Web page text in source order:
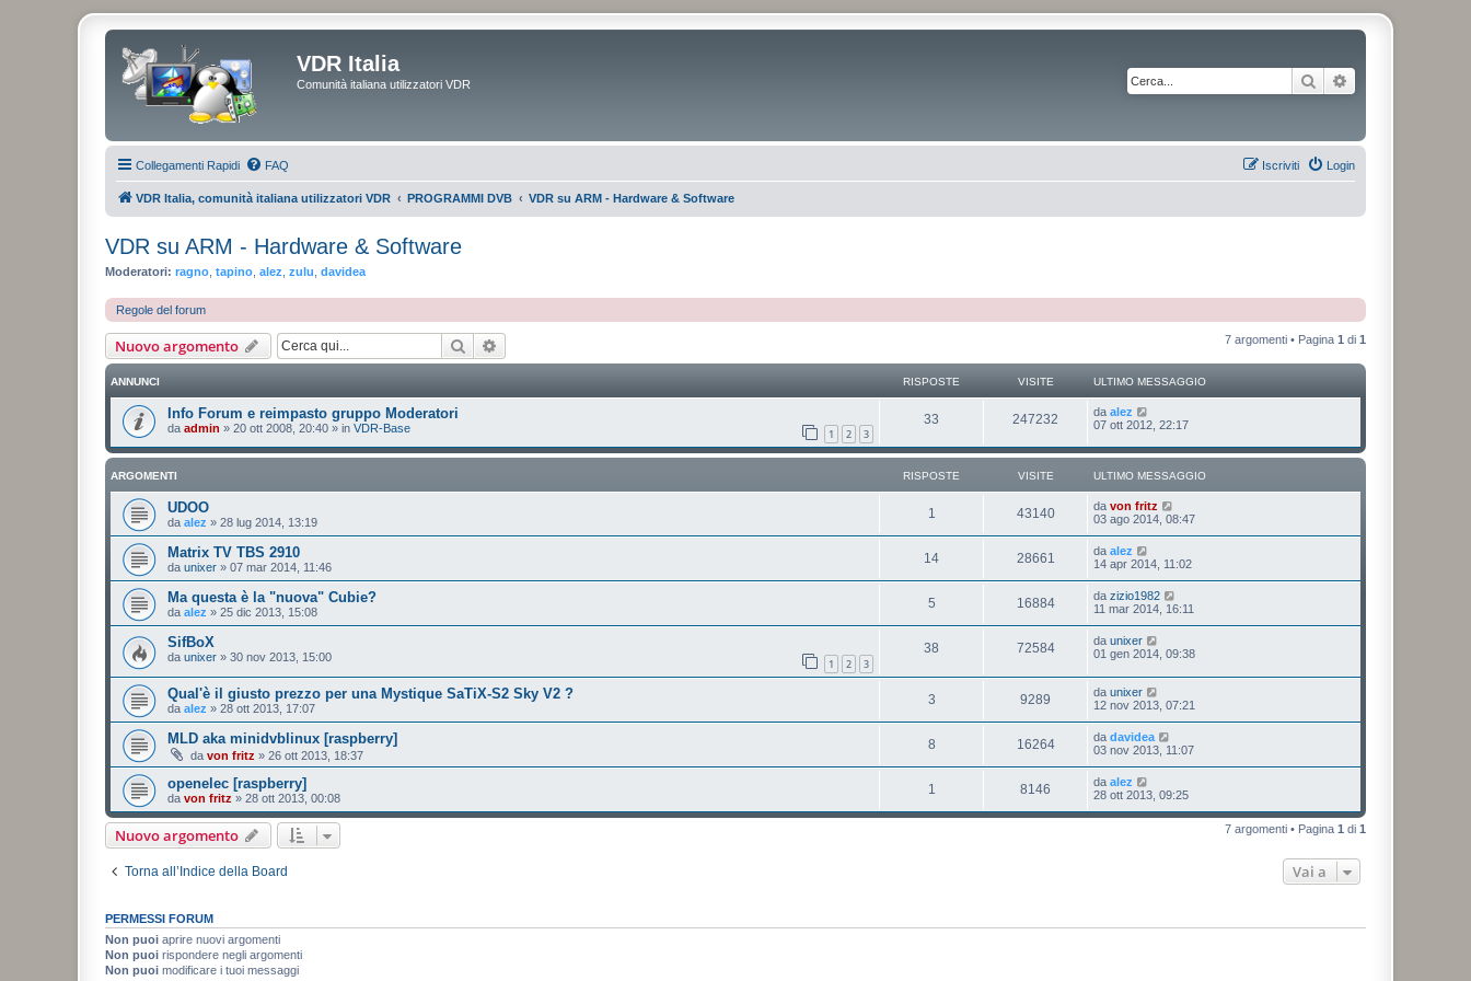
VDR Italia
Comunità italiana utilizzatori VDR Cerca
Collegamenti Rapidi FAQ Login
Iscriviti
VDR Italia, comunità italiana utilizzatori VDR PROGRAMMI DVB VDR su ARM - Hardware & Software
VDR su ARM - Hardware & Software
Moderatori: ragno tapino alez zulu davidea
Regole del forum
Nuovo argomento Cerca 7 argomenti • Pagina 1 di 1
ANNUNCI RISPOSTE VISITE ULTIMO MESSAGGIO
Info Forum e reimpasto gruppo Moderatori
da admin » 20 ott 2008, 20:40 » in VDR-Base 1 2 3
33 247232 da alez
07 ott 2012, 22:17
ARGOMENTI RISPOSTE VISITE ULTIMO MESSAGGIO
UDOO
da alez » 28 lug 2014, 13:19
1 43140 da von fritz
03 ago 2014, 08:47
Matrix TV TBS 2910
da unixer » 07 mar 2014, 11:46
14 28661 da alez
14 apr 2014, 11:02
Ma questa è la "nuova" Cubie?
da alez » 25 dic 2013, 15:08
5 16884 da zizio1982
11 mar 2014, 16:11
SifBoX
da unixer » 30 nov 2013, 15:00 1 2 3
38 72584 da unixer
01 gen 2014, 09:38
Qual'è il giusto prezzo per una Mystique SaTiX-S2 Sky V2 ?
da alez » 28 ott 2013, 17:07
3 9289 da unixer
12 nov 2013, 07:21
MLD aka minidvblinux [raspberry]
da von fritz » 26 ott 2013, 18:37
8 16264 da davidea
03 nov 2013, 11:07
openelec [raspberry]
da von fritz » 28 ott 2013, 00:08
1 8146 da alez
28 ott 2013, 09:25
Nuovo argomento 7 argomenti • Pagina 1 di 1
Torna all’Indice della Board Vai a
PERMESSI FORUM
Non puoi aprire nuovi argomenti
Non puoi rispondere negli argomenti
Non puoi modificare i tuoi messaggi